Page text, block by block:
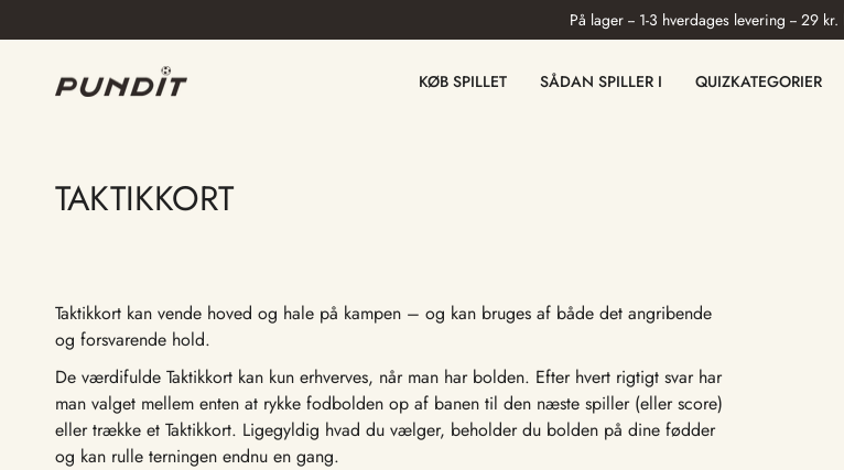
til
På lager -- 1-3 hverdages levering -- 29 kr.
KØB SPILLET SÅDAN SPILLER I QUIZKATEGORIER
TAKTIKKORT
Taktikkort kan vende hoved og hale på kampen – og kan bruges af både det angribende
og forsvarende hold.
De værdifulde Taktikkort kan kun erhverves, når man har bolden. Efter hvert rigtigt svar har
man valget mellem enten at rykke fodbolden op af banen til den næste spiller (eller score)
eller trække et Taktikkort. Ligegyldig hvad du vælger, beholder du bolden på dine fødder
og kan rulle terningen endnu en gang.